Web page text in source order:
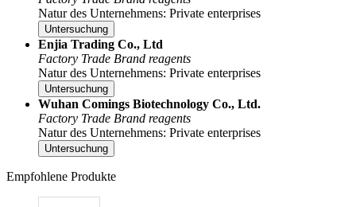
Natur des Unternehmens: Private enterprises
Untersuchung
Enjia Trading Co., Ltd
Factory Trade Brand reagents
Natur des Unternehmens: Private enterprises
Untersuchung
Wuhan Comings Biotechnology Co., Ltd.
Factory Trade Brand reagents
Natur des Unternehmens: Private enterprises
Untersuchung
Empfohlene Produkte